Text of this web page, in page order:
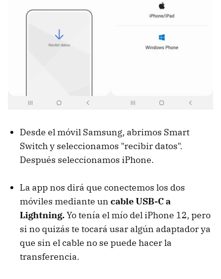
Desde el móvil Samsung, abrimos Smart
Switch y seleccionamos "recibir datos".
Después seleccionamos iPhone.
La app nos dirá que conectemos los dos
móviles mediante un cable USB-C a
Lightning.Yo tenía el mío del iPhone 12, pero
si no quizás te tocará usar algún adaptador ya
que sin el cable no se puede hacer la
transferencia.